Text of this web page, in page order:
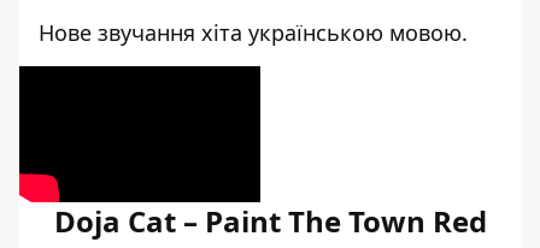
Нове звучання хіта українською мовою.
Doja Cat – Paint The Town Red